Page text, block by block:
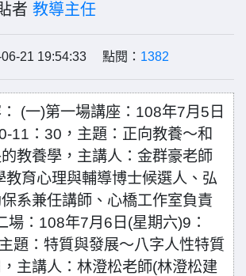
者 教導主任
06-21 19:54:33 點閱： 1382
(一)第一場講座：108年7月5日
11：30，主題：正向教養～和
教養學，主講人：金群豪老師
教育心理與輔導博士候選人、弘
系兼任講師、心橋工作室負責
場：108年7月6日(星期六)9：
題：特質與發展～八字人性特質
主講人：林澄松老師(林澄松建